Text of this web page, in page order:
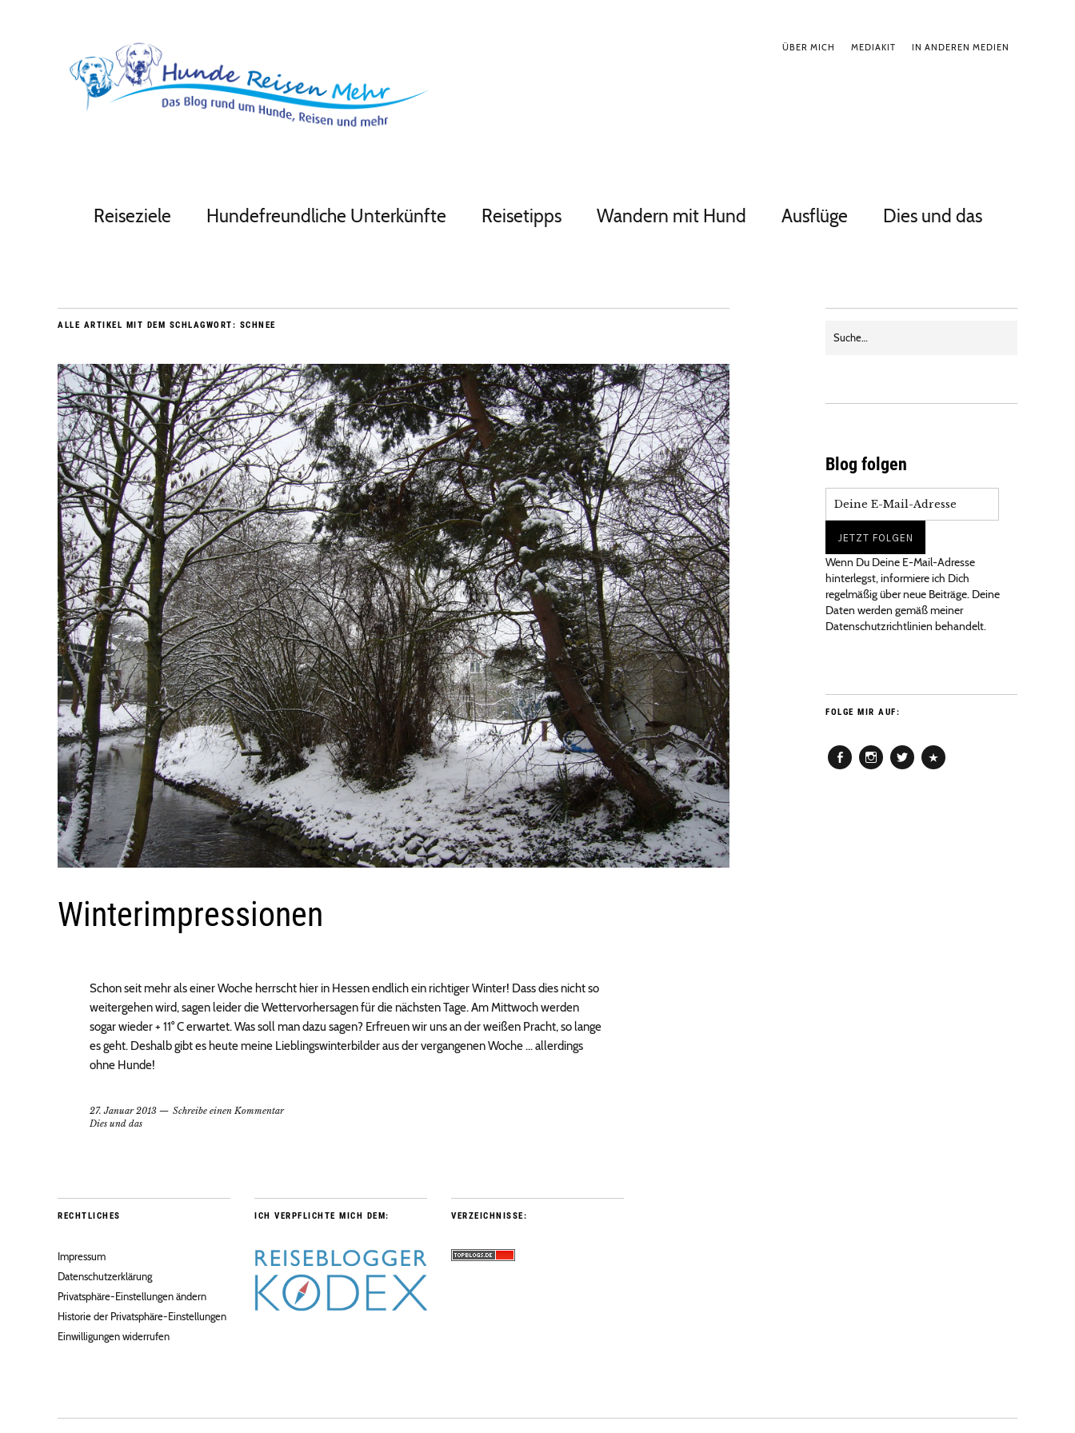
ÜBER MICH MEDIAKIT IN ANDEREN MEDIEN
Reiseziele Hundefreundliche Unterkünfte Reisetipps Wandern mit Hund Ausflüge Dies und das
ALLE ARTIKEL MIT DEM SCHLAGWORT: SCHNEE
Winterimpressionen
Schon seit mehr als einer Woche herrscht hier in Hessen endlich ein richtiger Winter! Dass dies nicht so
weitergehen wird, sagen leider die Wettervorhersagen für die nächsten Tage. Am Mittwoch werden
sogar wieder + 11° C erwartet. Was soll man dazu sagen? Erfreuen wir uns an der weißen Pracht, so lange
es geht. Deshalb gibt es heute meine Lieblingswinterbilder aus der vergangenen Woche … allerdings
ohne Hunde!
27. Januar 2013
Schreibe einen Kommentar
Dies und das
Blog folgen
Wenn Du Deine E-Mail-Adresse
hinterlegst, informiere ich Dich
regelmäßig über neue Beiträge. Deine
Daten werden gemäß meiner
Datenschutzrichtlinien behandelt.
FOLGE MIR AUF:
RECHTLICHES
Impressum
Datenschutzerklärung
Privatsphäre-Einstellungen ändern
Historie der Privatsphäre-Einstellungen
Einwilligungen widerrufen
ICH VERPFLICHTE MICH DEM: VERZEICHNISSE: